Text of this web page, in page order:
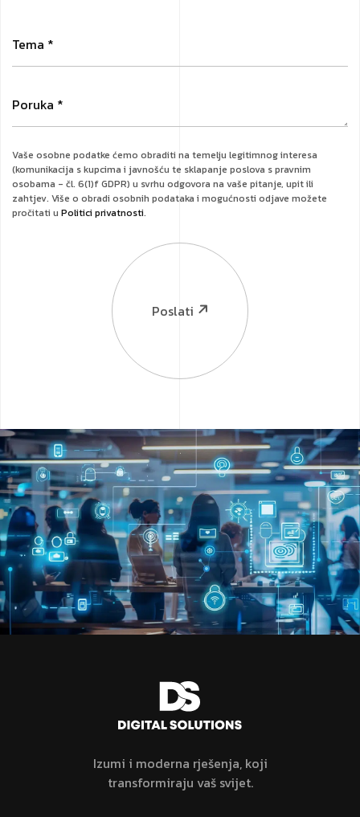
Vaše osobne podatke ćemo obraditi na temelju legitimnog interesa
(komunikacija s kupcima i javnošću te sklapanje poslova s pravnim
osobama - čl. 6(1)f GDPR) u svrhu odgovora na vaše pitanje, upit ili
zahtjev. Više o obradi osobnih podataka i mogućnosti odjave možete
pročitati u Politici privatnosti.
Poslati
Izumi i moderna rješenja,koji
transformiraju vaš svijet.